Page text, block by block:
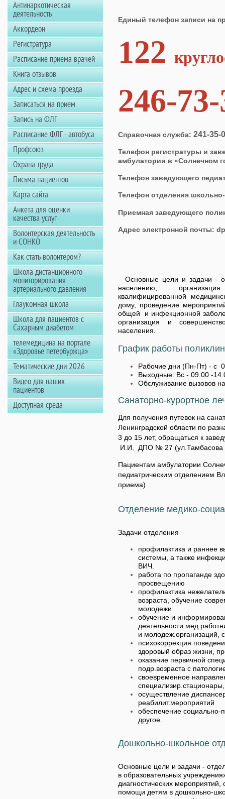
Единый телефон записи на
122
246-
Справочная служба: 241-35-
Телефон регистратуры и
амбулатории в «Солнечном
Телефон заведующего
Телефон отделения
Приемная заведующего
Адрес электронной почты:
Основные цели и задачи -
населению,
квалифицированной
дому, проведение
общей и инфекционной
организация и
населения.
График работы
Рабочие дни (Пн-Пт) - с
Выходные: Вс - 09.00 -
Обслуживание вызовов
Санаторно-курортное
Для получения путевок на
Ленинградской области по
3 до 15 лет, обращаться к
И.И. ДПО № 27 (ул.Тамбасова
Пациентам амбулатории
педиатрическим отделением
приема)
Отделение медико-
Задачи отделения
профилактика и раннее
системы, а также
ВИЧ.
работа по пропаганде
просвещению
профилактика
возраста, обучение
молодежи
обучение и
деятельности
и молодеж.организаций,
психокоррекция
здоровый образ жизни,
оказание первичной
подр.возраста с
своевременное
осуществление
реабилит.мероприятий
обеспечение социально-
другое.
Дошкольно-школьное
Основные цели и задачи -
в образовательных
диагностических
помощи детям в дошкольно-
Антинаркотическая
деятельность
Аккордеон
Регистратура
Расписание приема врачей
Книга отзывов
Адрес и схема проезда
Записаться на прием
Запись на ФЛГ
Расписание ФЛГ - автобуса
Профсоюз
Охрана труда
Письма пациентов
Карта сайта
Анкета для оценки
качества услуг
Волонтерская деятельность
и СОНКО
Как стать волонтером?
Школа дистанционного
мониторирования
артериального давления
Глаукомная школа
Школа для пациентов с
Сахарным диабетом
телемедицина на портале
«Здоровье петербуржца»
Тематические дни 2026
Видео для наших
пациентов
Доступная среда